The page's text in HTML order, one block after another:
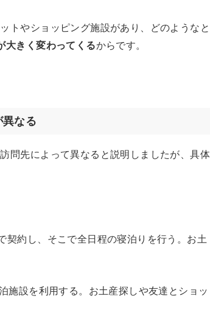
トやショッピング施設があり、どのようなと
大きく変わってくるからです。
なる
問先によって異なると説明しましたが、具体
契約し、そこで全日程の寝泊りを行う。お土
施設を利用する。お土産探しや友達とショッ